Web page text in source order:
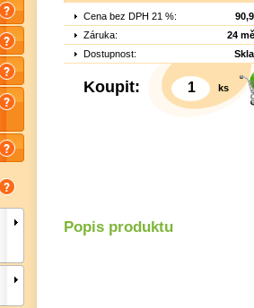
Cena bez DPH 21 %:
Záruka:
24
Dostupnost:
Koupit: ks
Popis produktu